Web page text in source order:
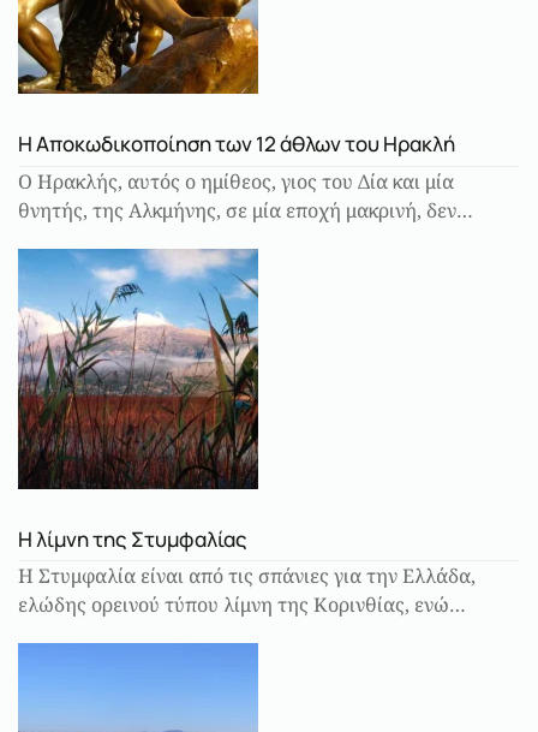
Η Αποκωδικοποίηση των 12 άθλων του Ηρακλή
Ο Ηρακλής, αυτός ο ημίθεος, γιος του Δία και μία
θνητής, της Αλκμήνης, σε μία εποχή μακρινή, δεν…
Η λίμνη της Στυμφαλίας
Η Στυμφαλία είναι από τις σπάνιες για την Ελλάδα,
ελώδης ορεινού τύπου λίμνη της Κορινθίας, ενώ…